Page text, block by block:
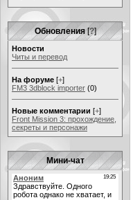
Обновления [?]
Новости
Читы и перевод
На форуме [+]
FM3 3dblock importer (0)
Новые комментарии [+]
Front Mission 3: прохождение,
секреты и персонажи
Мини-чат